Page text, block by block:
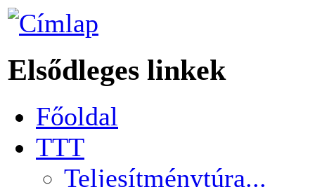
Elsődleges linkek
Főoldal
TTT
Teljesítménytúra...